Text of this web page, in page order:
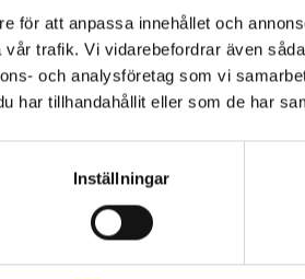
för att anpassa innehållet och
trafik. Vi vidarebefordrar även
och analysföretag som vi
har tillhandahållit eller som de har
Inställningar